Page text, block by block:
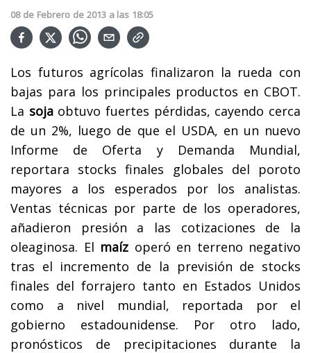
08 de Febrero de 2013 a las 18:05
Los futuros agrícolas finalizaron la rueda con
bajas para los principales productos en CBOT.
La sojaobtuvo fuertes pérdidas, cayendo cerca
de un 2%, luego de que el USDA, en un nuevo
Informe de Oferta y Demanda Mundial,
reportara stocks finales globales del poroto
mayores a los esperados por los analistas.
Ventas técnicas por parte de los operadores,
añadieron presión a las cotizaciones de la
oleaginosa. El maíz operó en terreno negativo
tras el incremento de la previsión de stocks
finales del forrajero tanto en Estados Unidos
como a nivel mundial, reportada por el
gobierno estadounidense. Por otro lado,
pronósticos de precipitaciones durante la